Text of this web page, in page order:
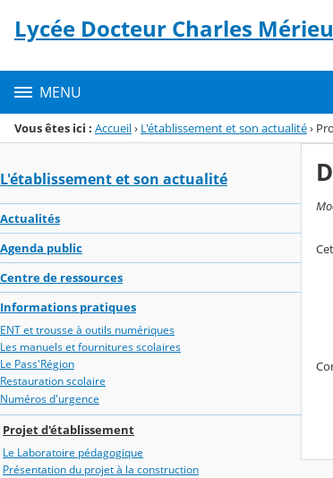
Menu de la rubrique
Contenu
Lycée Docteur Charles
MENU
Vous êtes ici : Accueil› L'établissement et son actualité›
L'établissement et son actualité
Actualités
Agenda public
Centre de ressources
Informations pratiques
ENT et trousse à outils numériques
Les manuels et fournitures scolaires
Le Pass'Région
Restauration scolaire
Numéros d'urgence
Projet d'établissement
Le Laboratoire pédagogique
Présentation du projet à la construction